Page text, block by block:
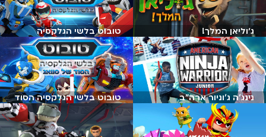
ג׳וליאן המלך! טובוט בלשי הגלקסיה
נינג'ה ג'וניור ארה"ב
טובוט בלשי הגלקסיה הסוד
של סוואג